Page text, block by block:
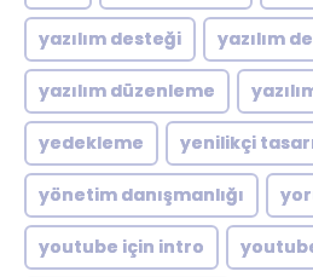
yazılım desteği yazılım
yazılım düzenleme
yedekleme yenilikçi
yönetim danışmanlığı
youtube için intro